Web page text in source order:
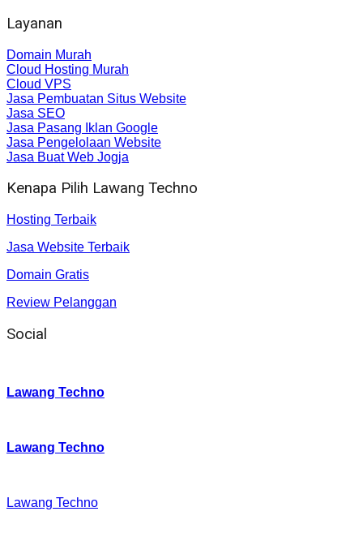
Layanan
Domain Murah
Cloud Hosting Murah
Cloud VPS
Jasa Pembuatan Situs Website
Jasa SEO
Jasa Pasang Iklan Google
Jasa Pengelolaan Website
Jasa Buat Web Jogja
Kenapa Pilih Lawang Techno
Hosting Terbaik
Jasa Website Terbaik
Domain Gratis
Review Pelanggan
Social
Lawang Techno
Lawang Techno
Lawang Techno